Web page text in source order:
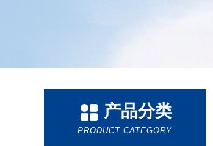
产品分类
PRODUCT CATEGORY